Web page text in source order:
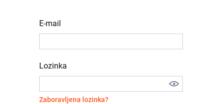
E-mail
Lozinka
Zaboravljena lozinka?